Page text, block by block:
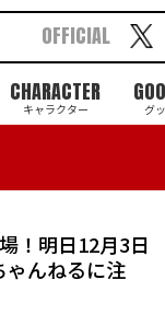
CHARACTER
キャラクター グ
OFFICIAL
！明日12月3日
ゃんねるに注